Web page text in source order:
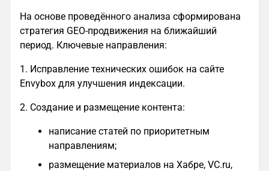
На основе проведённого анализа сформирована
стратегия GEO‑продвижения на ближайший
период. Ключевые направления:
1. Исправление технических ошибок на сайте
Envybox для улучшения индексации.
2. Создание и размещение контента:
написание статей по приоритетным
направлениям;
размещение материалов на Хабре, VC.ru,